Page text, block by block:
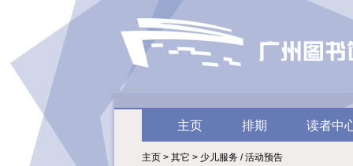
主页 排期 读者中
主页 > 其它 > 少儿服务 / 活动预告